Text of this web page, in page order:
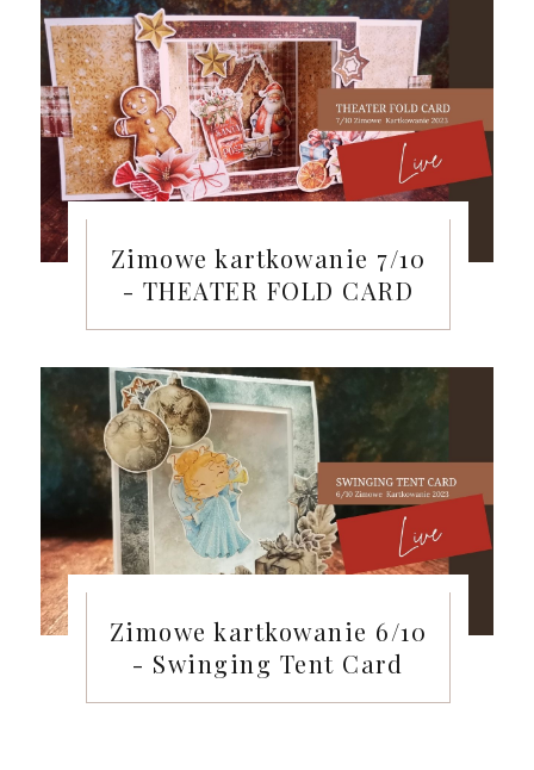
Zimowe kartkowanie 7/10
- THEATER FOLD CARD
Zimowe kartkowanie 6/10
- Swinging Tent Card